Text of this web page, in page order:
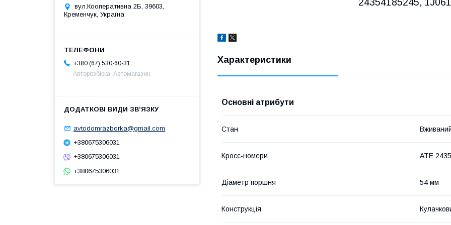
Характеристики
Основні атрибути
Стан
Кросс-номери ATE
Діаметр поршня 54 мм
Конструкція
вул.Кооперативна 2Б, 39603,
Кременчук, Україна
+380 (67) 530-60-31
Авторозбірка, Автомагазин
avtodomrazborka@gmail.com
+380675306031
+380675306031
+380675306031